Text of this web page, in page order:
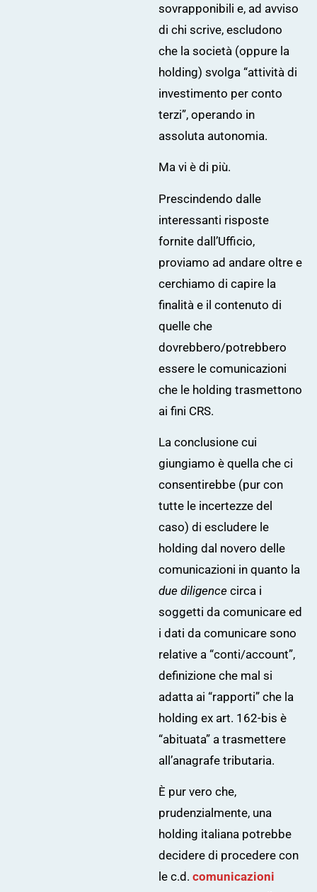
sovrapponibili e, ad avviso
di chi scrive, escludono
che la società (oppure la
holding) svolga “attività di
investimento per conto
terzi”, operando in
assoluta autonomia.
Ma vi è di più.
Prescindendo dalle
interessanti risposte
fornite dall’Ufficio,
proviamo ad andare oltre e
cerchiamo di capire la
finalità e il contenuto di
quelle che
dovrebbero/potrebbero
essere le comunicazioni
che le holding trasmettono
ai fini CRS.
La conclusione cui
giungiamo è quella che ci
consentirebbe (pur con
tutte le incertezze del
caso) di escludere le
holding dal novero delle
comunicazioni in quanto la
due diligence circa i
soggetti da comunicare ed
i dati da comunicare sono
relative a “conti/account”,
definizione che mal si
adatta ai “rapporti” che la
holding ex art. 162-bis è
“abituata” a trasmettere
all’anagrafe tributaria.
È pur vero che,
prudenzialmente, una
holding italiana potrebbe
decidere di procedere con
le c.d. comunicazioni